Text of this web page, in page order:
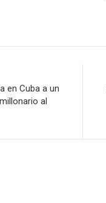
en Cuba a un
al